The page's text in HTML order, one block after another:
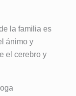
la familia es
ánimo y
el cerebro y